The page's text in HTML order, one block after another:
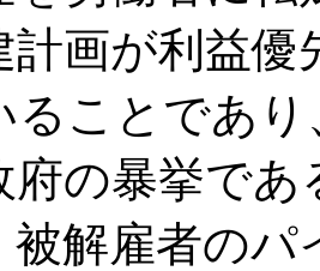
計画が利益
ることであ
府の暴挙であ
解雇者のパ